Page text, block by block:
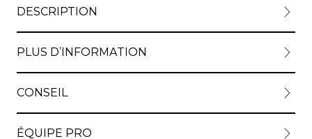
DESCRIPTION
PLUS D’INFORMATION
CONSEIL
ÉQUIPE PRO